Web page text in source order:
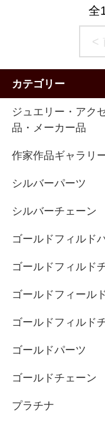
全
<
カテゴリー
ジュエリー・アク
品・メーカー品
作家作品ギャラリ
シルバーパーツ
シルバーチェーン
ゴールドフィルド
ゴールドフィルド
ゴールドフィール
ゴールドフィルド
ゴールドパーツ
ゴールドチェーン
プラチナ